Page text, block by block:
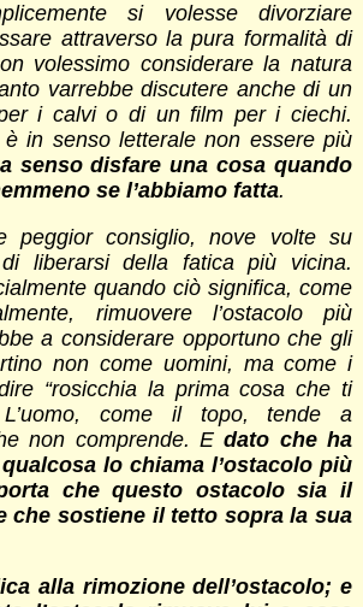
si volesse divorziare
attraverso la pura formalità di
volessimo considerare la natura
varrebbe discutere anche di un
i calvi o di un film per i ciechi.
in senso letterale non essere più
senso disfare una cosa quando
se l’abbiamo fatta.
peggior consiglio, nove volte su
liberarsi della fatica più vicina.
quando ciò significa, come
rimuovere l’ostacolo più
a considerare opportuno che gli
non come uomini, ma come i
“rosicchia la prima cosa che ti
come il topo, tende a
non comprende. Edato che ha
lo chiama l’ostacolo più
che questo ostacolo sia il
che sostiene il tetto sopra la sua
alla rimozione dell’ostacolo; e